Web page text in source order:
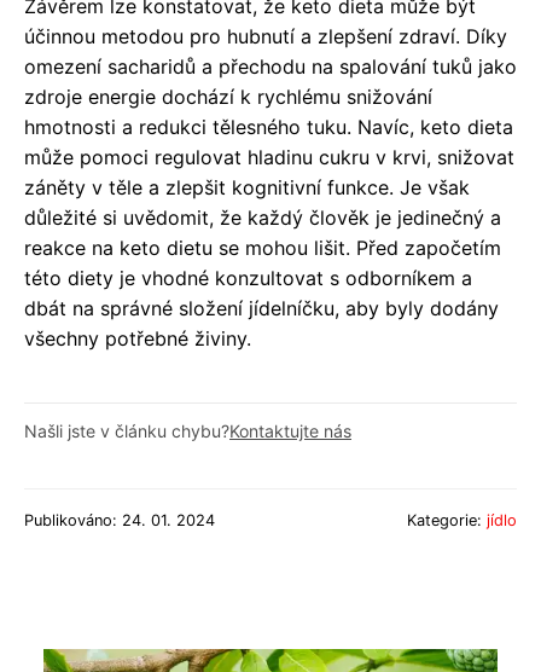
Závěrem lze konstatovat, že keto dieta může být
účinnou metodou pro hubnutí a zlepšení zdraví. Díky
omezení sacharidů a přechodu na spalování tuků jako
zdroje energie dochází k rychlému snižování
hmotnosti a redukci tělesného tuku. Navíc, keto dieta
může pomoci regulovat hladinu cukru v krvi, snižovat
záněty v těle a zlepšit kognitivní funkce. Je však
důležité si uvědomit, že každý člověk je jedinečný a
reakce na keto dietu se mohou lišit. Před započetím
této diety je vhodné konzultovat s odborníkem a
dbát na správné složení jídelníčku, aby byly dodány
všechny potřebné živiny.
Našli jste v článku chybu?Kontaktujte nás
Publikováno: 24. 01. 2024 Kategorie: jídlo